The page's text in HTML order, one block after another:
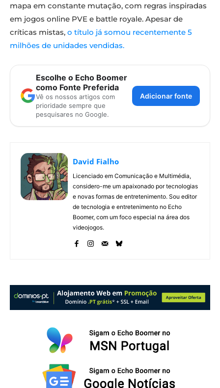
mapa em constante mutação, com regras inspiradas
em jogos online PVE e battle royale. Apesar de
críticas mistas, o título já somou recentemente 5
milhões de unidades vendidas.
Escolhe o Echo Boomer
como Fonte Preferida
Vê os nossos artigos com
prioridade sempre que
pesquisares no Google.
Adicionar fonte
David Fialho
Licenciado em Comunicação e Multimédia,
considero-me um apaixonado por tecnologias
e novas formas de entretenimento. Sou editor
de tecnologia e entretenimento no Echo
Boomer, com um foco especial na área dos
videojogos.